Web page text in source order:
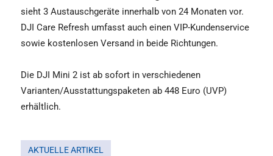
sieht 3 Austauschgeräte innerhalb von 24 Monaten vor.
DJI Care Refresh umfasst auch einen VIP-Kundenservice
sowie kostenlosen Versand in beide Richtungen.
Die DJI Mini 2 ist ab sofort in verschiedenen
Varianten/Ausstattungspaketen ab 448 Euro (UVP)
erhältlich.
AKTUELLE ARTIKEL